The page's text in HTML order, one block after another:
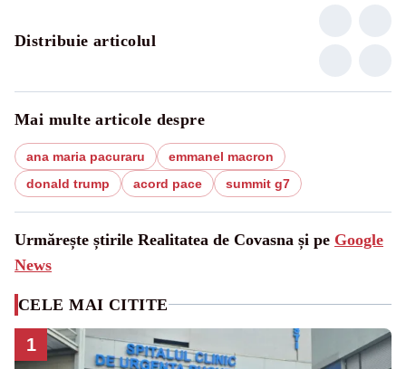
Distribuie articolul
Mai multe articole despre
ana maria pacuraru
emmanel macron
donald trump
acord pace summit g7
Urmărește știrile Realitatea de Covasna și pe Google
News
CELE MAI CITITE
1